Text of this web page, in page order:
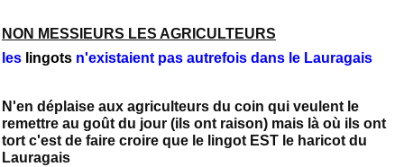
NON MESSIEURS LES AGRICULTEURS
les lingots n'existaient pas autrefois dans le Lauragais
N'en déplaise aux agriculteurs du coin qui veulent le
remettre au goût du jour (ils ont raison) mais là où ils ont
tort c'est de faire croire que le lingot EST le haricot du
Lauragais